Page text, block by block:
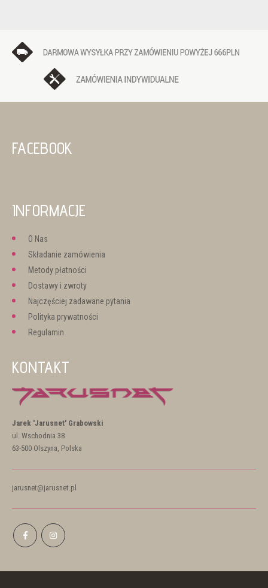
FACEBOOK
INFORMACJE
O Nas
Składanie zamówienia
Metody płatności
Dostawy i zwroty
Najczęściej zadawane pytania
Polityka prywatności
Regulamin
KONTAKT
Jarek 'Jarusnet' Grabowski
ul. Wschodnia 38
63-500 Olszyna, Polska
jarusnet@jarusnet.pl